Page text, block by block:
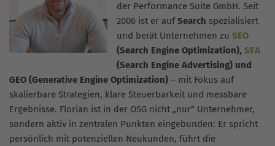
der Performance Suite GmbH. Seit
2006 ist er aufSearch spezialisiert
und berät Unternehmen zu SEO
(Search Engine Optimization), SEA
(Search Engine Advertising) und
GEO (Generative Engine Optimization) – mit Fokus auf
skalierbare Strategien, klare Steuerbarkeit und messbare
Ergebnisse. Florian ist in der OSG nicht „nur“ Unternehmer,
sondern aktiv in zentralen Punkten eingebunden: Er spricht
persönlich mit potenziellen Neukunden, führt die